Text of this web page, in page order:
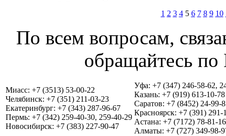
1 2 3 45 6 7 8 9 10
По всем вопросам,
обращайтесь
Миасс: +7 (3513) 53-00-22
Челябинск: +7 (351) 211-03-23
Екатеринбург: +7 (343) 287-96-67
Пермь: +7 (342) 259-40-30, 259-40-29
Новосибирск: +7 (383) 227-90-47
Уфа: +7 (347) 246-58-62,
Казань: +7 (919) 613-10-78
Саратов: +7 (8452) 24-99-
Красноярск: +7 (391) 291-
Астана: +7 (7172) 78-81-16
Алматы: +7 (727) 349-98-